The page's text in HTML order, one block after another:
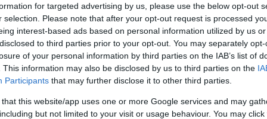
for targeted advertising by us, please use the below opt-out
selection. Please note that after your opt-out request is processed
interest-based ads based on personal information utilized by us
to third parties prior to your opt-out. You may separately
of your personal information by third parties on the IAB’s list of
This information may also be disclosed by us to third parties on the
Participants that may further disclose it to other third parties.
that this website/app uses one or more Google services and may
but not limited to your visit or usage behaviour. You may
σχετικά με διακίνηση ναρκωτικών
συντονισμένη επιχείρηση σε περιοχή του
σε υπαίθριο χώρο τη στιγμή που παραλάμβανε ΙΧΕ
έρευνα, έφερε παραποιημένα στοιχεία,